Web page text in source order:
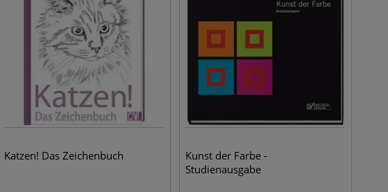
Katzen! Das Zeichenbuch
Kunst der Farbe -
Studienausgabe